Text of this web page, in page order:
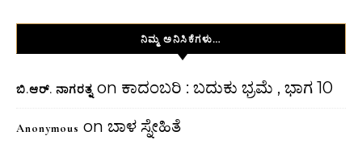
ನಿಮ್ಮ ಅನಿಸಿಕೆಗಳು…
ಬಿ.ಆರ್. ನಾಗರತ್ನ on ಕಾದಂಬರಿ : ಬದುಕು ಭ್ರಮೆ , ಭಾಗ 10
Anonymous on ಬಾಳ ಸ್ನೇಹಿತೆ